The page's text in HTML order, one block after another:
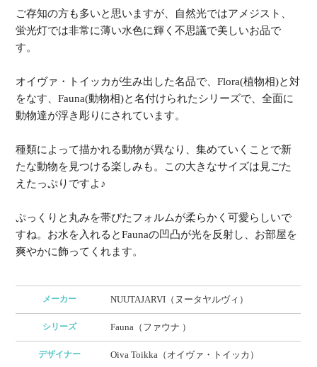
ご存知の方も多いと思いますが、自然光ではアメジスト、
蛍光灯では非常に薄い水色に輝く不思議で美しいお品で
す。
オイヴァ・トイッカが生み出した名品で、Flora(植物相)と対
をなす、Fauna(動物相)と名付けられたシリーズで、全面に
動物達が浮き彫りにされています。
種類によって描かれる動物が異なり、集めていくことで新
たな動物を見つける楽しみも。この大きなサイズは見ごた
えたっぷりですよ♪
ぷっくりと丸みを帯びたフォルムが柔らかく可愛らしいで
すね。お水を入れるとFaunaの凹凸が光を反射し、お部屋を
爽やかに飾ってくれます。
メーカー NUUTAJARVI（ヌータヤルヴィ）
シリーズ Fauna（ファウナ ）
デザイナー Oiva Toikka（オイヴァ・トイッカ）